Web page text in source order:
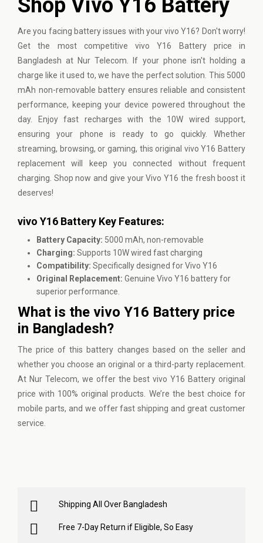
Shop Vivo Y16 Battery
Are you facing battery issues with yourvivo Y16? Don't worry!
Get the most competitive vivo Y16 Battery price in
Bangladesh at Nur Telecom. If your phone isn't holding a
charge like it used to, we have the perfect solution. This 5000
mAh non-removable battery ensures reliable and consistent
performance, keeping your device powered throughout the
day. Enjoy fast recharges with the 10W wired support,
ensuring your phone is ready to go quickly. Whether
streaming, browsing, or gaming, this original vivo Y16 Battery
replacement will keep you connected without frequent
charging. Shop now and give your Vivo Y16 the fresh boost it
deserves!
vivo Y16 Battery Key Features:
Battery Capacity: 5000 mAh, non-removable
Charging: Supports 10W wired fast charging
Compatibility: Specifically designed for Vivo Y16
Original Replacement: Genuine Vivo Y16 battery for
superior performance.
What is the vivo Y16 Battery price
in Bangladesh?
The price of this battery changes based on the seller and
whether you choose an original or a third-party replacement.
At Nur Telecom, we offer the best vivo Y16 Battery original
price with 100% original products. We’re the best choice for
mobile parts, and we offer fast shipping and great customer
service.
Shipping All Over Bangladesh
Free 7-Day Return if Eligible, So Easy